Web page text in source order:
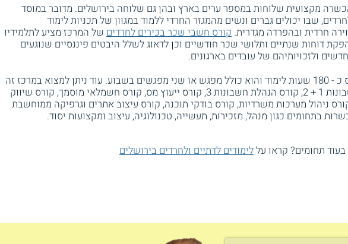
מקצועית שלוחות במספר ערים בארץ ובהן גם שלוחה בירושלים. מדובר במוסד
שבו יכולים גברים ונשים מהמגזר החרדי ללמוד במגוון של תכניות לימוד
חרדית ובהפרדה מגדרית. קורס חשבי שכר בכירים לחרדים של המרכז מציע לתלמידיו
דוחות שנתיים ותלושי שכר חודשיים וכן לדאוג לשלל היבטים פיננסיים שנוגעים
ולזכויותיהם של עובדים בארגונים.
היקפו של הקורס כ - 180 שעות לימוד והוא כולל מפגש או שני מפגשים בשבוע. עוד ניתן למצוא במרכז זה
קורס הנהלת חשבונות 1 + 2, קורס הנהלת חשבונות 3, קורס ייעוץ מס, קורס חשמלאי מוסמך, קורס שיווק
ניהול מערכות משרדיות, קורס בודקי תוכנה, קורס עיצוב אתרים וגרפיקה ממוחשבת
בתחומים כגון מנהל, מזכירות, תעשייה, טכנולוגיה, עיצוב ומקצועות יסוד.
בעוד תחומים? קראו עללימודים לדתיים ולחרדים בירושלים